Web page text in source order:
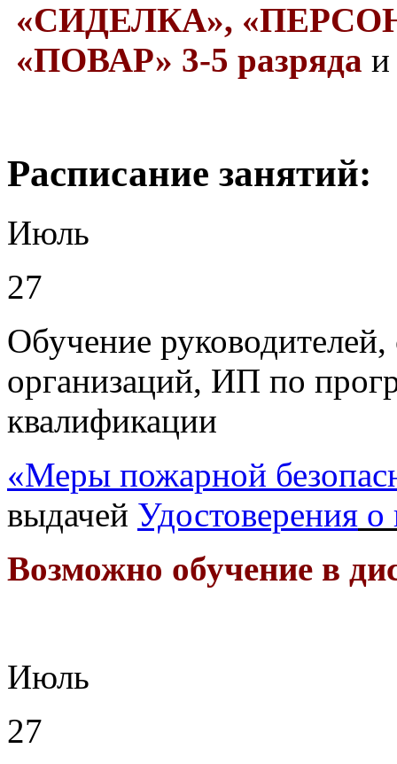
«СИДЕЛКА»,
«ПОВАР» 3-5 разряда и
Раcписание занятий:
Июль
27
Обучение
организаций, ИП по
квалификации
«Меры пожарной
выдачей Удостоверения о
Возможно обучение в
Июль
27